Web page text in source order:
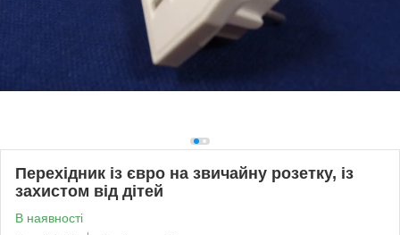
Перехідник із євро на звичайну розетку, із
захистом від дітей
В наявності